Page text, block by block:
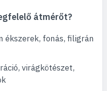
átmérőt?
ékszerek, fonás, filigrán
virágkötészet,